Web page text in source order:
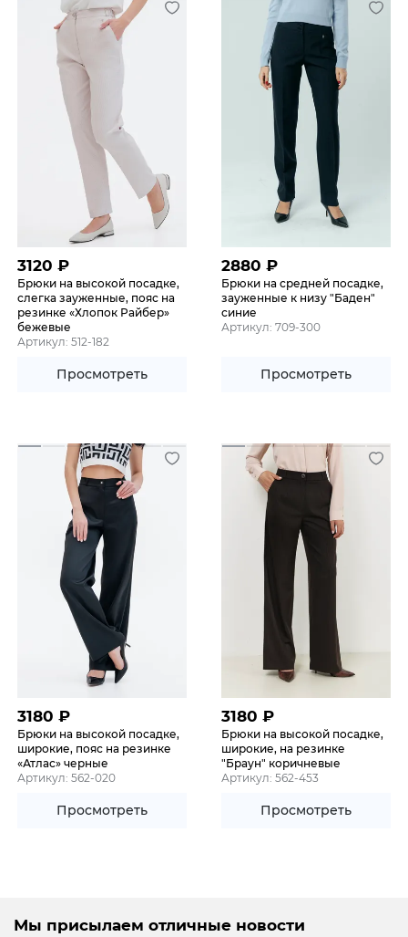
3120 ₽
Брюки на высокой посадке,
слегка зауженные, пояс на
резинке «Хлопок Райбер»
бежевые
Артикул: 512-182
Просмотреть
2880 ₽
Брюки на средней посадке,
зауженные к низу "Баден"
синие
Артикул: 709-300
Просмотреть
3180 ₽
Брюки на высокой посадке,
широкие, пояс на резинке
«Атлас» черные
Артикул: 562-020
Просмотреть
3180 ₽
Брюки на высокой посадке,
широкие, на резинке
"Браун" коричневые
Артикул: 562-453
Просмотреть
Мы присылаем отличные новости